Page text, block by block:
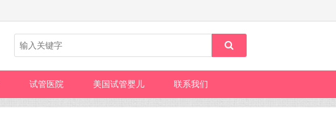
试管医院 美国试管婴儿 联系我们